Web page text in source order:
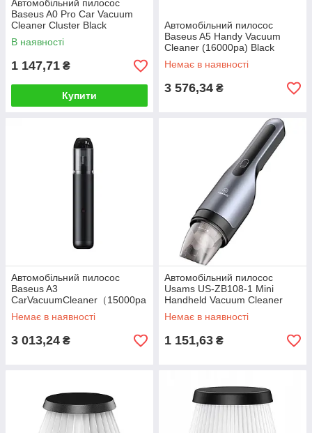
Автомобільний пилосос
Baseus A0 Pro Car Vacuum
Cleaner Cluster Black
В наявності
1 147,71 ₴
Купити
Автомобільний пилосос
Baseus A5 Handy Vacuum
Cleaner (16000pa) Black
Немає в наявності
3 576,34 ₴
Автомобільний пилосос
Baseus A3
CarVacuumCleaner（15000pa
）Tarnish
Немає в наявності
3 013,24 ₴
Автомобільний пилосос
Usams US-ZB108-1 Mini
Handheld Vacuum Cleaner
Black
Немає в наявності
1 151,63 ₴